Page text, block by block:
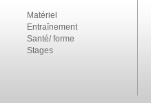
Matériel
Entraînement
Santé/ forme
Stages